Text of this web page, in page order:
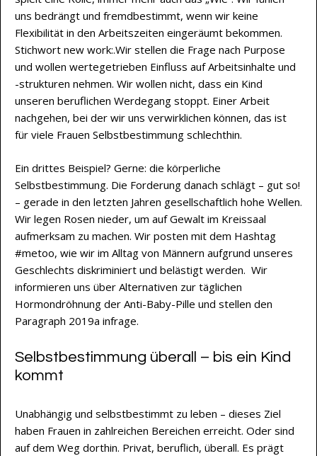
uns bedrängt und fremdbestimmt, wenn wir keine
Flexibilität in den Arbeitszeiten eingeräumt bekommen.
Stichwort new work:.Wir stellen die Frage nach Purpose
und wollen wertegetrieben Einfluss auf Arbeitsinhalte und
-strukturen nehmen. Wir wollen nicht, dass ein Kind
unseren beruflichen Werdegang stoppt. Einer Arbeit
nachgehen, bei der wir uns verwirklichen können, das ist
für viele Frauen Selbstbestimmung schlechthin.
Ein drittes Beispiel? Gerne: die körperliche
Selbstbestimmung. Die Forderung danach schlägt – gut so!
– gerade in den letzten Jahren gesellschaftlich hohe Wellen.
Wir legen Rosen nieder, um auf Gewalt im Kreissaal
aufmerksam zu machen. Wir posten mit dem Hashtag
#metoo, wie wir im Alltag von Männern aufgrund unseres
Geschlechts diskriminiert und belästigt werden. Wir
informieren uns über Alternativen zur täglichen
Hormondröhnung der Anti-Baby-Pille und stellen den
Paragraph 2019a infrage.
Selbstbestimmung überall – bis ein Kind
kommt
Unabhängig und selbstbestimmt zu leben – dieses Ziel
haben Frauen in zahlreichen Bereichen erreicht. Oder sind
auf dem Weg dorthin. Privat, beruflich, überall. Es prägt